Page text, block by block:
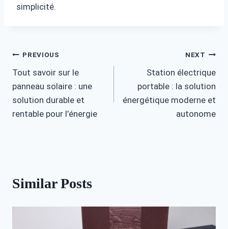
simplicité.
Post
navigation
PREVIOUS
Tout savoir sur le
panneau solaire : une
solution durable et
rentable pour l’énergie
NEXT
Station électrique
portable : la solution
énergétique moderne et
autonome
Similar Posts